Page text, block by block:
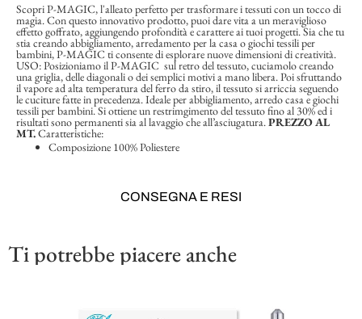
CONSEGNA E RESI
Scopri P-MAGIC, l'alleato perfetto per trasformare i tessuti con un tocco di
magia. Con questo innovativo prodotto, puoi dare vita a un meraviglioso
effetto goffrato, aggiungendo profondità e carattere ai tuoi progetti. Sia che tu
stia creando abbigliamento, arredamento per la casa o giochi tessili per
bambini, P-MAGIC ti consente di esplorare nuove dimensioni di creatività.
USO: Posizioniamo il P-MAGIC sul retro del tessuto, cuciamolo creando
una griglia, delle diagonali o dei semplici motivi a mano libera. Poi sfruttando
il vapore ad alta temperatura del ferro da stiro, il tessuto si arriccia seguendo
le cuciture fatte in precedenza. Ideale per abbigliamento, arredo casa e giochi
tessili per bambini. Si ottiene un restrimgimento del tessuto fino al 30% ed i
risultati sono permanenti sia al lavaggio che all’asciugatura.PREZZO AL
MT.Caratteristiche:
Composizione 100% Poliestere
Ti potrebbe piacere anche